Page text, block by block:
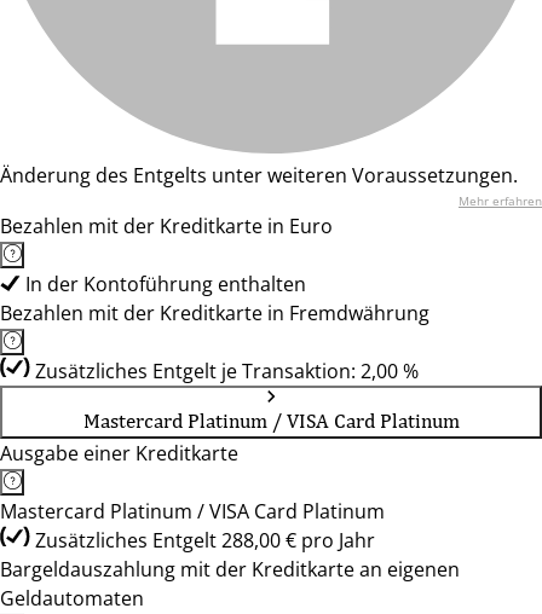
Änderung des Entgelts unter weiteren Voraussetzungen.
Mehr erfahren
Bezahlen mit der Kreditkarte in Euro
In der Kontoführung enthalten
Bezahlen mit der Kreditkarte in Fremdwährung
Zusätzliches Entgelt je Transaktion: 2,00 %
Mastercard Platinum / VISA Card Platinum
Ausgabe einer Kreditkarte
Mastercard Platinum / VISA Card Platinum
Zusätzliches Entgelt 288,00 € pro Jahr
Bargeldauszahlung mit der Kreditkarte an eigenen
Geldautomaten